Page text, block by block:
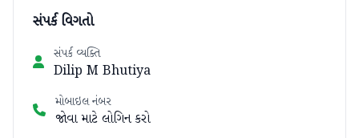
સંપર્ક વિગતો
સંપર્ક વ્યક્તિ
Dilip M Bhutiya
મોબાઇલ નંબર
જોવા માટે લોગિન કરો